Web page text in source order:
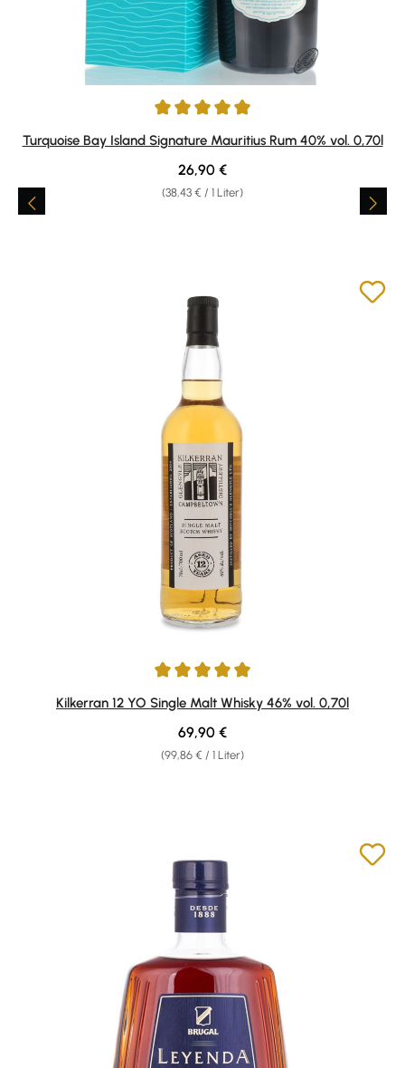
Durchschnittliche Bewertung von 4.89 von 5 Sternen
Turquoise Bay Island Signature Mauritius Rum 40% vol. 0,70l
(38,43 € / 1 Liter)
Regulärer Preis:
26,90 €
Durchschnittliche Bewertung von 5 von 5 Sternen
Kilkerran 12 YO Single Malt Whisky 46% vol. 0,70l
(99,86 € / 1 Liter)
Regulärer Preis:
69,90 €